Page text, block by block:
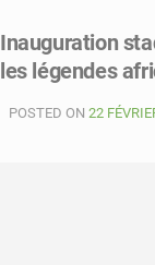
geste
de
Mané
Inauguration
les légendes
POSTED ON 22